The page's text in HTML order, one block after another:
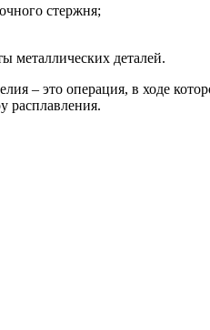
стержня;
металлических деталей.
– это операция, в ходе
расплавления.